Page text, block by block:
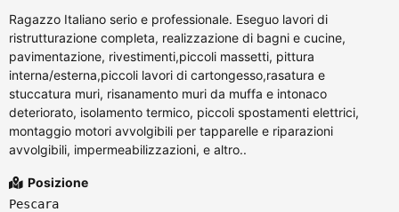
Ragazzo Italiano serio e professionale. Eseguo lavori di
ristrutturazione completa, realizzazione di bagni e cucine,
pavimentazione, rivestimenti,piccoli massetti, pittura
interna/esterna,piccoli lavori di cartongesso,rasatura e
stuccatura muri, risanamento muri da muffa e intonaco
deteriorato, isolamento termico, piccoli spostamenti elettrici,
montaggio motori avvolgibili per tapparelle e riparazioni
avvolgibili, impermeabilizzazioni, e altro..
Posizione
Pescara